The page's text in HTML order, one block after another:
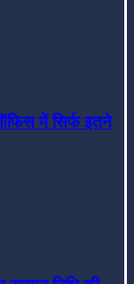
में सिर्फ इतने